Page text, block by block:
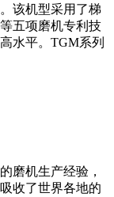
该机型采用了梯
五项磨机专利技
水平。TGM系列
磨机生产经验，
收了世界各地的